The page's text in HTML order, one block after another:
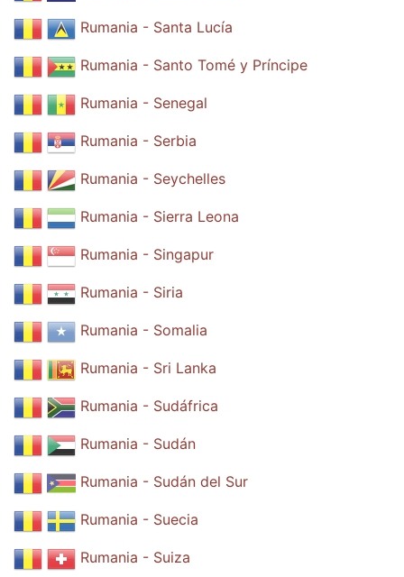
Rumania - Santa Lucía
Rumania - Santo Tomé y Príncipe
Rumania - Senegal
Rumania - Serbia
Rumania - Seychelles
Rumania - Sierra Leona
Rumania - Singapur
Rumania - Siria
Rumania - Somalia
Rumania - Sri Lanka
Rumania - Sudáfrica
Rumania - Sudán
Rumania - Sudán del Sur
Rumania - Suecia
Rumania - Suiza